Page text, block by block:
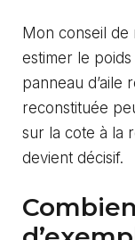
Mon conseil de
estimer le poids
panneau d’aile
reconstituée
sur la cote à la
devient décisif.